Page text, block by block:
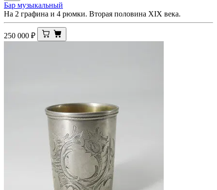
Бар музыкальный
На 2 графина и 4 рюмки. Вторая половина XIX века.
250 000 ₽